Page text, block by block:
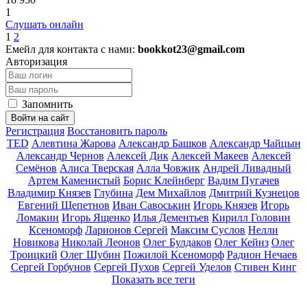
1
Слушать онлайн
1 2
Емейл для контакта с нами: bookkot23@gmail.com
Авторизация
Запомнить
Войти на сайт
Регистрация Восстановить пароль
TED Алевтина Жарова Александр Башков Александр Чайцын
Александр Чернов Алексей Дик Алексей Макеев Алексей
Семёнов Алиса Тверская Алла Човжик Андрей Ливадный
Артем Каменистый Борис Клейнберг Вадим Пугачев
Владимир Князев Глубина Дем Михайлов Дмитрий Кузнецов
Евгений Щепетнов Иван Савоськин Игорь Князев Игорь
Ломакин Игорь Ященко Илья Дементьев Кирилл Головин
Ксеноморф Ларионов Сергей Максим Суслов Нелли
Новикова Николай Леонов Олег Булдаков Олег Кейнз Олег
Троицкий Олег Шубин Пожилой Ксеноморф Радион Нечаев
Сергей Горбунов Сергей Пухов Сергей Уделов Стивен Кинг
Показать все теги